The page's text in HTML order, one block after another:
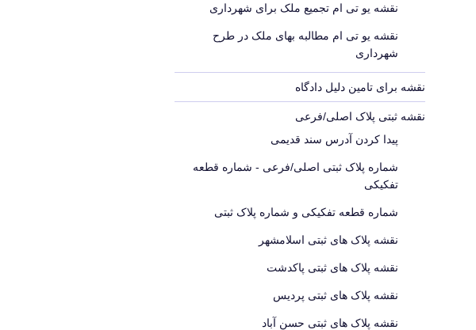
نقشه یو تی ام تجمیع ملک برای شهرداری
نقشه یو تی ام مطالبه بهای ملک در طرح
شهرداری
نقشه برای تامین دلیل دادگاه
نقشه ثبتی پلاک اصلی/فرعی
پیدا کردن آدرس سند قدیمی
شماره پلاک ثبتی اصلی/فرعی - شماره قطعه
تفکیکی
شماره قطعه تفکیکی و شماره پلاک ثبتی
نقشه پلاک های ثبتی اسلامشهر
نقشه پلاک های ثبتی پاکدشت
نقشه پلاک های ثبتی پردیس
نقشه پلاک های ثبتی حسن آباد